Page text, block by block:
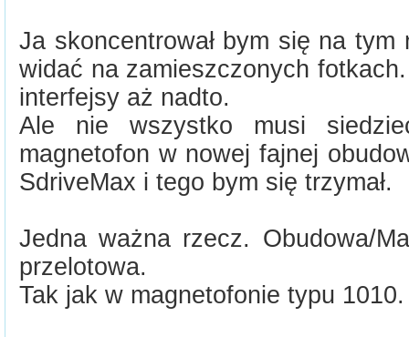
Ja skoncentrował bym się na
widać na zamieszczonych
interfejsy aż nadto.
Ale nie wszystko musi
magnetofon w nowej fajnej
SdriveMax i tego bym się trzymał.
Jedna ważna rzecz. Obudowa/
przelotowa.
Tak jak w magnetofonie typu 1010.